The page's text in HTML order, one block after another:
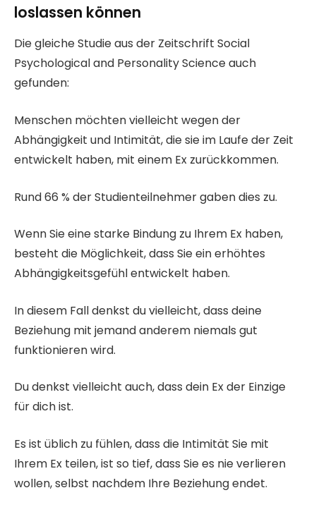
loslassen können
Die gleiche Studie aus der Zeitschrift Social
Psychological and Personality Science auch
gefunden:
Menschen möchten vielleicht wegen der
Abhängigkeit und Intimität, die sie im Laufe der Zeit
entwickelt haben, mit einem Ex zurückkommen.
Rund 66 % der Studienteilnehmer gaben dies zu.
Wenn Sie eine starke Bindung zu Ihrem Ex haben,
besteht die Möglichkeit, dass Sie ein erhöhtes
Abhängigkeitsgefühl entwickelt haben.
In diesem Fall denkst du vielleicht, dass deine
Beziehung mit jemand anderem niemals gut
funktionieren wird.
Du denkst vielleicht auch, dass dein Ex der Einzige
für dich ist.
Es ist üblich zu fühlen, dass die Intimität Sie mit
Ihrem Ex teilen, ist so tief, dass Sie es nie verlieren
wollen, selbst nachdem Ihre Beziehung endet.